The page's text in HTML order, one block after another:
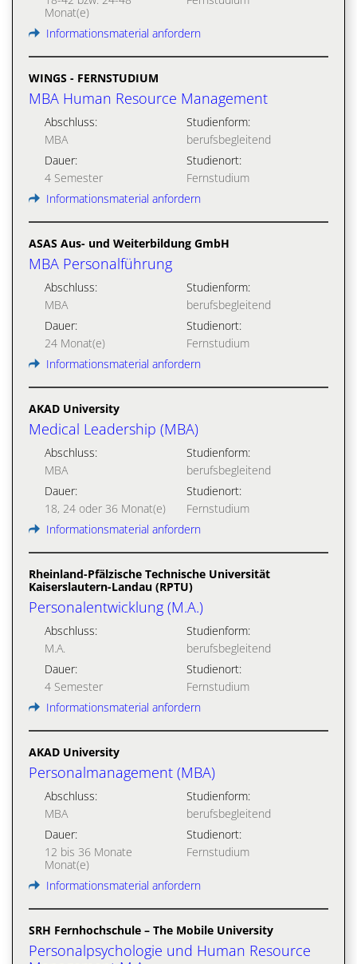
Monat(e)
Informationsmaterial anfordern
WINGS - FERNSTUDIUM
MBA Human Resource Management
Abschluss:
MBA
Studienform:
berufsbegleitend
Dauer:
4 Semester
Studienort:
Fernstudium
Informationsmaterial anfordern
ASAS Aus- und Weiterbildung GmbH
MBA Personalführung
Abschluss:
MBA
Studienform:
berufsbegleitend
Dauer:
24 Monat(e)
Studienort:
Fernstudium
Informationsmaterial anfordern
AKAD University
Medical Leadership (MBA)
Abschluss:
MBA
Studienform:
berufsbegleitend
Dauer:
18, 24 oder 36 Monat(e)
Studienort:
Fernstudium
Informationsmaterial anfordern
Rheinland-Pfälzische Technische Universität
Kaiserslautern-Landau (RPTU)
Personalentwicklung (M.A.)
Abschluss:
M.A.
Studienform:
berufsbegleitend
Dauer:
4 Semester
Studienort:
Fernstudium
Informationsmaterial anfordern
AKAD University
Personalmanagement (MBA)
Abschluss:
MBA
Studienform:
berufsbegleitend
Dauer:
12 bis 36 Monate
Monat(e)
Studienort:
Fernstudium
Informationsmaterial anfordern
SRH Fernhochschule – The Mobile University
Personalpsychologie und Human Resource